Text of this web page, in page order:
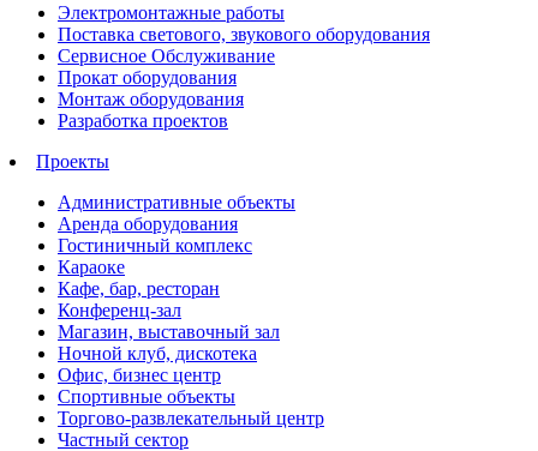
Электромонтажные работы
Поставка светового, звукового оборудования
Сервисное Обслуживание
Прокат оборудования
Монтаж оборудования
Разработка проектов
Проекты
Административные объекты
Аренда оборудования
Гостиничный комплекс
Караоке
Кафе, бар, ресторан
Конференц-зал
Магазин, выставочный зал
Ночной клуб, дискотека
Офис, бизнес центр
Спортивные объекты
Торгово-развлекательный центр
Частный сектор